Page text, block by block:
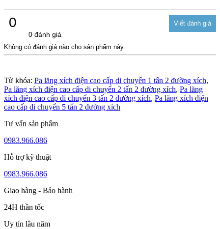
0
0 đánh giá
Không có đánh giá nào cho sản phẩm này.
Từ khóa: Pa lăng xích điện cao cấp di chuyển 1 tấn 2 đường xích,
Pa lăng xích điện cao cấp di chuyển 2 tấn 2 đường xích, Pa lăng
xích điện cao cấp di chuyển 3 tấn 2 đường xích, Pa lăng xích điện
cao cấp di chuyển 5 tấn 2 đường xích
Tư vấn sản phẩm
0983.966.086
Hỗ trợ kỹ thuật
0983.966.086
Giao hàng - Bảo hành
24H thần tốc
Uy tín lâu năm